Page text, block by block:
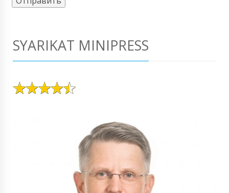
SYARIKAT MINIPRESS